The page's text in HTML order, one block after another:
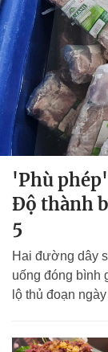
'Phù
Độ thành
5
Hai đường dây
uống đóng bình
lộ thủ đoạn